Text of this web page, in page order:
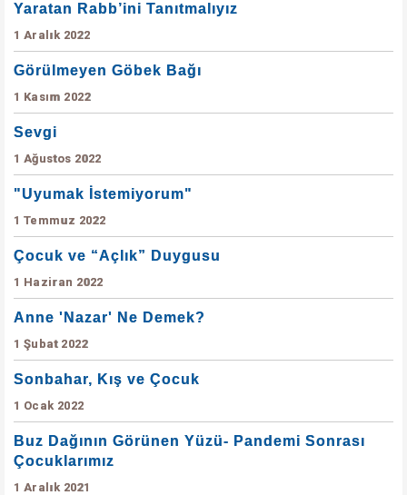
Yaratan Rabb’ini Tanıtmalıyız
1 Aralık 2022
Görülmeyen Göbek Bağı
1 Kasım 2022
Sevgi
1 Ağustos 2022
"Uyumak İstemiyorum"
1 Temmuz 2022
Çocuk ve “Açlık” Duygusu
1 Haziran 2022
Anne 'Nazar' Ne Demek?
1 Şubat 2022
Sonbahar, Kış ve Çocuk
1 Ocak 2022
Buz Dağının Görünen Yüzü- Pandemi Sonrası
Çocuklarımız
1 Aralık 2021